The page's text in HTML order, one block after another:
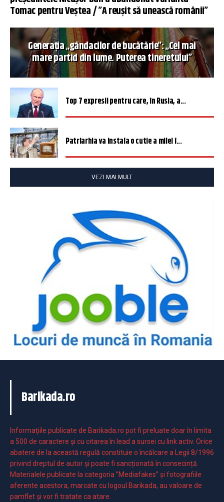
Tomac pentru Veștea / ”A reușit să unească românii”
Generația „gândacilor de bucătărie”: „Cel mai
mare partid din lume. Puterea tineretului”
Top 7 expresii pentru care, în Rusia, a...
Patriarhia va instala o cutie a milei î...
VEZI MAI MULT
Barikada.ro
Informaţiile publicate de Barikada.ro pot fi preluate doar în limita
a 500 de caractere şi cu citarea în lead a sursei cu link activ. Orice
abatere de la această regulă constituie o încălcare a Legii 8/1996
privind dreptul de autor și poate fi sancționată în consecință.
Materialele publicate la categoria ”Mediafakes” și fotografiile
aferente acestora, marcate cu logoul Barikada, au valoare de
pamflet și vor fi tratate ca atare.